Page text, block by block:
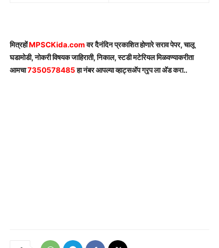
मित्रहोंMPSCKida.comवर दैनंदिन प्रकाशित होणारे सराव पेपर, चालू
घडामोडी, नोकरी विषयक जाहिराती, निकाल, स्टडी मटेरियल मिळवण्याकरीता
आमचा7350578485हा नंबर आपल्या व्हाट्सअ‍ॅप ग्रृप ला अ‍ॅड करा..